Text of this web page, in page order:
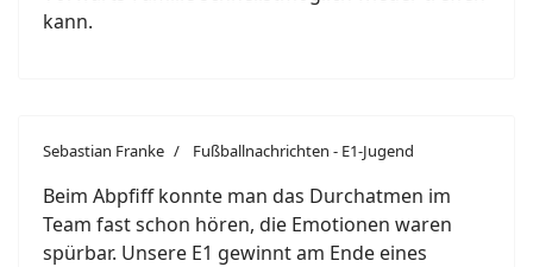
kann.
Sebastian Franke Fußballnachrichten - E1-Jugend
Beim Abpfiff konnte man das Durchatmen im
Team fast schon hören, die Emotionen waren
spürbar. Unsere E1 gewinnt am Ende eines